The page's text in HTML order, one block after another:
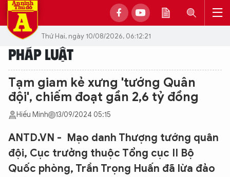
Thứ Hai, ngày 10/08/2026, 06:12:21
PHÁP LUẬT
Tạm giam kẻ xưng 'tướng Quân
đội', chiếm đoạt gần 2,6 tỷ đồng
Hiếu Minh 13/09/2024 05:15
ANTD.VN - Mạo danh Thượng tướng quân
đội, Cục trưởng thuộc Tổng cục II Bộ
Quốc phòng, Trần Trọng Huấn đã lừa đảo